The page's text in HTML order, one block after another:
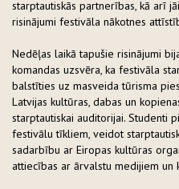
starptautiskās partnerības, kā arī
risinājumi festivāla nākotnes
Nedēļas laikā tapušie risinājumi
komandas uzsvēra, ka festivāla
balstīties uz masveida tūrisma
Latvijas kultūras, dabas un
starptautiskai auditorijai. Studenti
festivālu tīkliem, veidot
sadarbību ar Eiropas kultūras
attiecības ar ārvalstu medijiem